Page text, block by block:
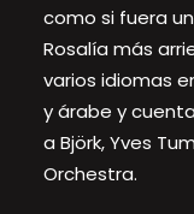
como si fuera
Rosalía más
varios idiomas
y árabe y
a Björk, Yves
Orchestra.